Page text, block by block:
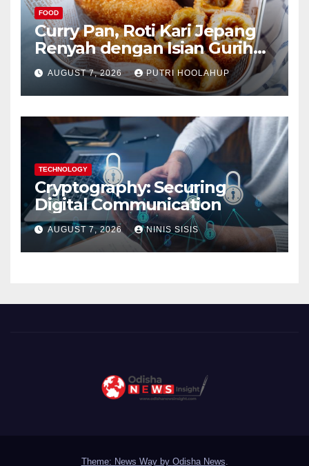
FOOD
Curry Pan, Roti Kari Jepang
Renyah dengan Isian Gurih
Menggoda
AUGUST 7, 2026 PUTRI HOOLAHUP
TECHNOLOGY
Cryptography: Securing
Digital Communication
AUGUST 7, 2026 NINIS SISIS
Theme: News Way by Odisha News